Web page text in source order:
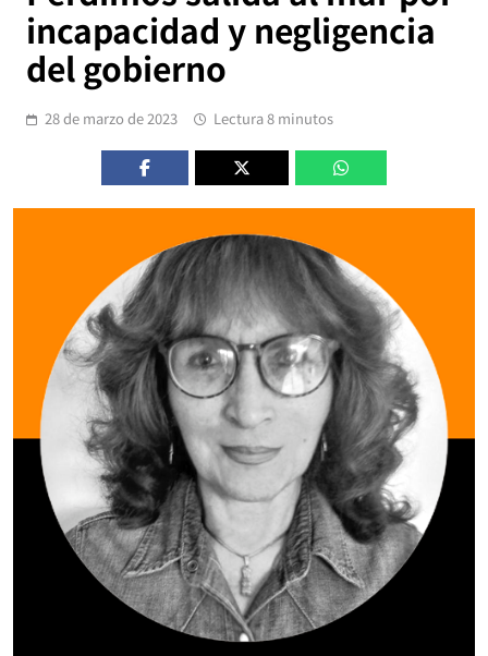
incapacidad y negligencia
del gobierno
28 de marzo de 2023 Lectura 8 minutos